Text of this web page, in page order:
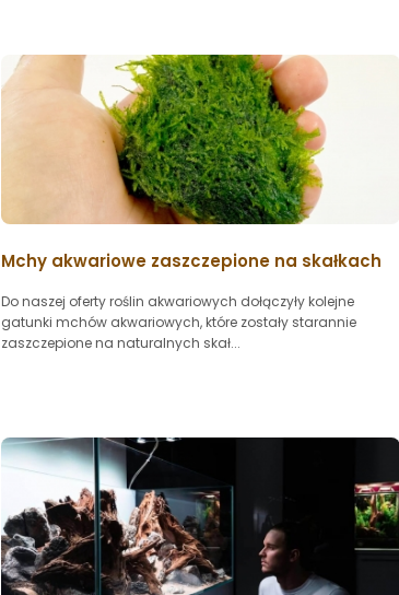
Mchy akwariowe zaszczepione na skałkach
Do naszej oferty roślin akwariowych dołączyły kolejne
gatunki mchów akwariowych, które zostały starannie
zaszczepione na naturalnych skał...